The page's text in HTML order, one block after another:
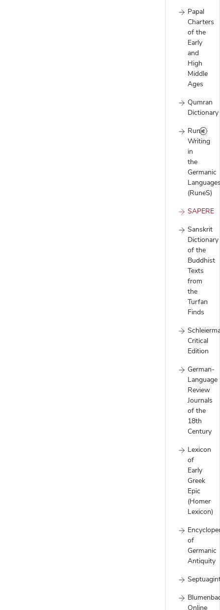
Papal
Charters
of the
Early
and
High
Middle
Ages
Qumran
Dictionary
Runic
Writing
in
the
Germanic
(RuneS)
SAPERE
Sanskrit
Dictionary
of the
Buddhist
Texts
from
the
Turfan
Finds
Critical
Edition
German-
Language
Review
Journals
of the
18th
Century
Lexicon
of
Early
Greek
Epic
(Homer
Lexicon)
of
Germanic
Antiquity
Online